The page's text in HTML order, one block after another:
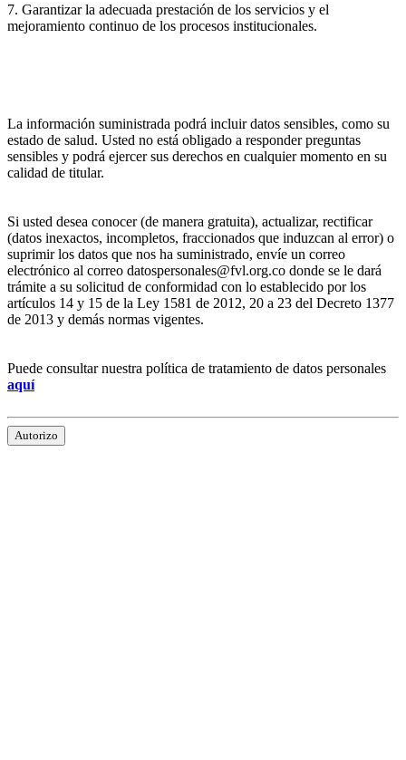
7. Garantizar la adecuada prestación de los servicios y el
mejoramiento continuo de los procesos institucionales.
La información suministrada podrá incluir datos sensibles, como su
estado de salud. Usted no está obligado a responder preguntas
sensibles y podrá ejercer sus derechos en cualquier momento en su
calidad de titular.
Si usted desea conocer (de manera gratuita), actualizar, rectificar
(datos inexactos, incompletos, fraccionados que induzcan al error) o
suprimir los datos que nos ha suministrado, envíe un correo
electrónico al correo datospersonales@fvl.org.co donde se le dará
trámite a su solicitud de conformidad con lo establecido por los
artículos 14 y 15 de la Ley 1581 de 2012, 20 a 23 del Decreto 1377
de 2013 y demás normas vigentes.
Puede consultar nuestra política de tratamiento de datos personales
aquí
Autorizo